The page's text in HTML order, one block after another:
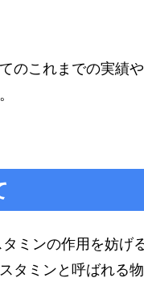
のこれまでの実績
ミンの作用を妨げ
タミンと呼ばれる